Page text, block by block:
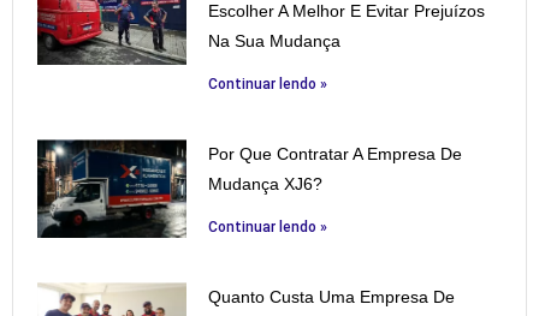
Escolher A Melhor E Evitar Prejuízos
Na Sua Mudança
Continuar lendo »
Por Que Contratar A Empresa De
Mudança XJ6?
Continuar lendo »
Quanto Custa Uma Empresa De